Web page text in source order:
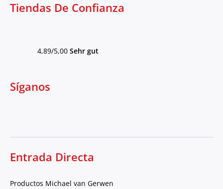
Tiendas De Confianza
4,89/5,00 Sehr gut
Síganos
Entrada Directa
Productos Michael van Gerwen